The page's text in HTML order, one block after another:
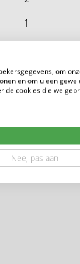
1
om
en om u een
de cookies die we
Nee, pas aan